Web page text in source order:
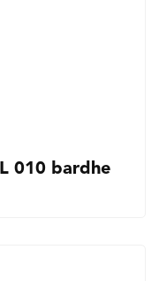
010 bardhe